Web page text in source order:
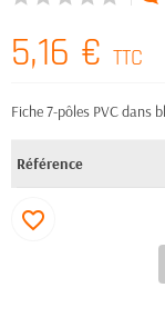
5,16 € TTC
Fiche 7-pôles PVC dans
Référence
favorite_border